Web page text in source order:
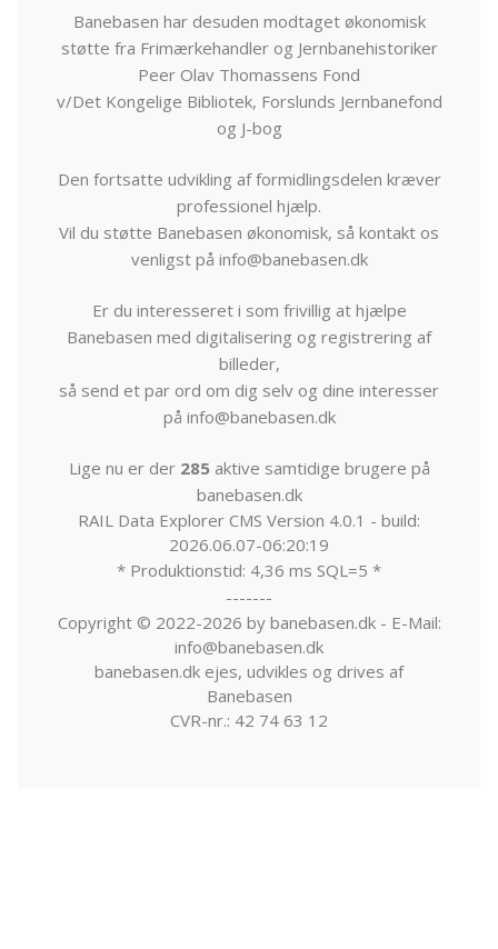
Banebasen har desuden modtaget økonomisk
støtte fra Frimærkehandler og Jernbanehistoriker
Peer Olav Thomassens Fond
v/Det Kongelige Bibliotek, Forslunds Jernbanefond
og J-bog
Den fortsatte udvikling af formidlingsdelen kræver
professionel hjælp.
Vil du støtte Banebasen økonomisk, så kontakt os
venligst på info@banebasen.dk
Er du interesseret i som frivillig at hjælpe
Banebasen med digitalisering og registrering af
billeder,
så send et par ord om dig selv og dine interesser
på info@banebasen.dk
Lige nu er der 285aktive samtidige brugere på
banebasen.dk
RAIL Data Explorer CMS Version 4.0.1 - build:
2026.06.07-06:20:19
* Produktionstid: 4,36 ms SQL=5 *
-------
Copyright © 2022-2026 by banebasen.dk - E-Mail:
info@banebasen.dk
banebasen.dk ejes, udvikles og drives af
Banebasen
CVR-nr.: 42 74 63 12